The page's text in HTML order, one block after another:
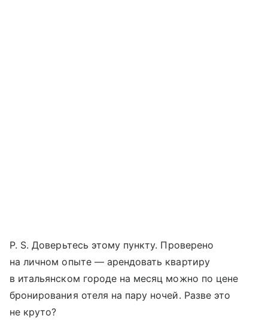
P. S. Доверьтесь этому пункту. Проверено
на личном опыте — арендовать квартиру
в итальянском городе на месяц можно по цене
бронирования отеля на пару ночей. Разве это
не круто?